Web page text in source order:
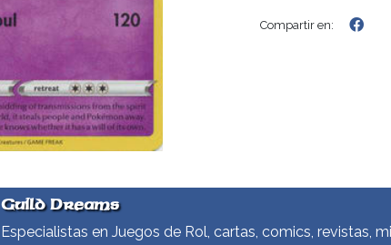
Compartir en:
Guild Dreams
Especialistas en Juegos de Rol, cartas, comics, revistas,